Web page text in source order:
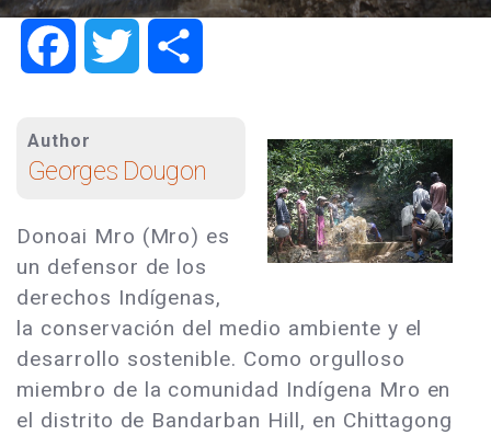
FacebookTwitter
Author
Georges Dougon
Donoai Mro (Mro) es
un defensor de los
derechos Indígenas,
la conservación del medio ambiente y el
desarrollo sostenible. Como orgulloso
miembro de la comunidad Indígena Mro en
el distrito de Bandarban Hill, en Chittagong